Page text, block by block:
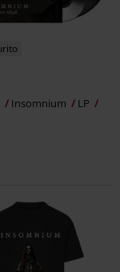
Insomnium
LP